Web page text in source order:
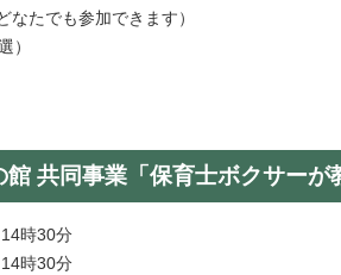
なたでも参加できます）
）
共同事業「保育士ボクサー
14時30分
時30分